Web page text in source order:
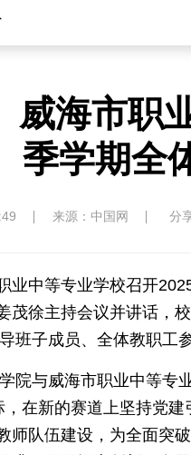
中国四川 七彩云南
圣洁西藏 天辽地宁
威海市职
季学期全
来源：中国网 分
业中等专业学校召开
茂徐主持会议并讲话，
班子成员、全体教职工
院与威海市职业中等专
在新的赛道上坚持党
师队伍建设，为全面突